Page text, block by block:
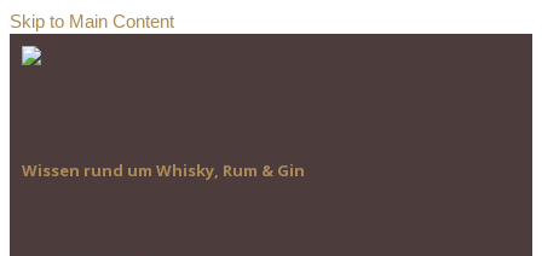
Skip to Main Content
Wissen rund um Whisky, Rum & Gin